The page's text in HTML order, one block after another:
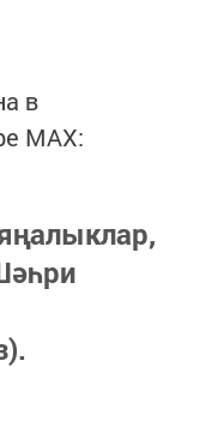
в
MАХ: